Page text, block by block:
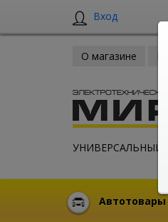
Вход
О магазине
УНИВЕРСАЛЬНЫЙ
Автотовары